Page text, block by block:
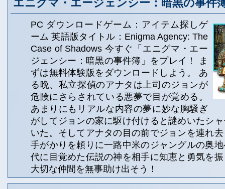
エニグマ・エージェンシー：暗黒の事件
PC ダウンロードゲーム：アイテム探しゲ
ーム 英語版タイトル：Enigma Agency: The
Case of Shadows 今すぐ「エニグマ・エー
ジェンシー：暗黒の事件簿」をプレイ！ ま
ずは無料体験版をダウンロードしよう。 あ
る晩、私立探偵のアナタは上司のジョンが
危険にさらされている悪夢で目が覚める。
あまりにもリアルな内容の夢に妙な胸騒ぎ
がしてジョンの家に駆け付けると謎めいたシ
いた。そしてアナタの目の前でジョンを連れ
手がかりを頼りに一路中米のジャングルの奥
代に目覚めた伝説の神を相手に知恵と勇気を
大切な仲間を無事助け出そう！